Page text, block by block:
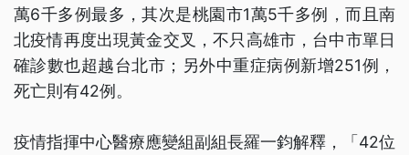
萬6千多例最多，其次是桃園市1萬5千多例，而且南
北疫情再度出現黃金交叉，不只高雄市，台中市單日
確診數也超越台北市；另外中重症病例新增251例，
死亡則有42例。
疫情指揮中心醫療應變組副組長羅一鈞解釋，「42位